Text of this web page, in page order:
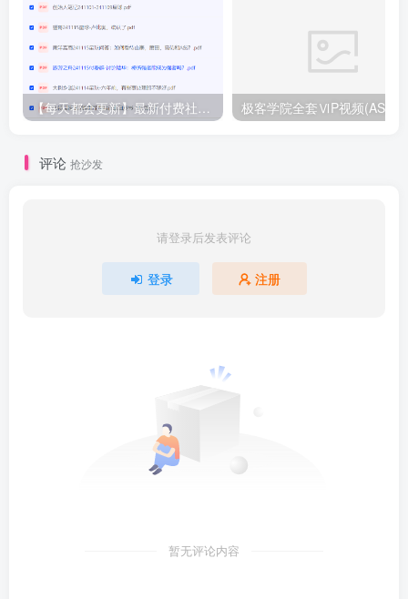
【每天都会更新】最新付费社群公众号文章 极客学院全套ⅥP视频(AS版)
评论 抢沙发
请登录后发表评论
登录 注册
暂无评论内容